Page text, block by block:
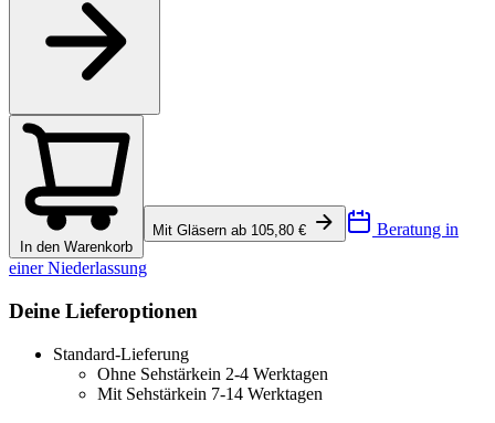
In den Warenkorb
Mit Gläsern ab 105,80 € Beratung in
einer Niederlassung
Deine Lieferoptionen
Standard-Lieferung
Ohne Sehstärkein 2-4 Werktagen
Mit Sehstärkein 7-14 Werktagen